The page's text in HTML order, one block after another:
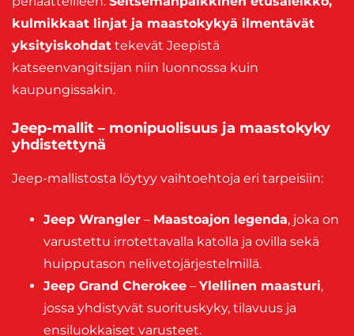
kulmikkaat linjat ja maastokykyä ilmentävät
yksityiskohdat tekevät Jeepistä
katseenvangitsijan niin luonnossa kuin
kaupungissakin.
Jeep-mallit – monipuolisuus ja maastokyky
yhdistettynä
Jeep-mallistosta löytyy vaihtoehtoja eri tarpeisiin:
Jeep Wrangler – Maastoajon legenda, joka on
varustettu irrotettavalla katolla ja ovilla sekä
huipputason nelivetojärjestelmillä.
Jeep Grand Cherokee – Ylellinen maasturi,
jossa yhdistyvät suorituskyky, tilavuus ja
ensiluokkaiset varusteet.